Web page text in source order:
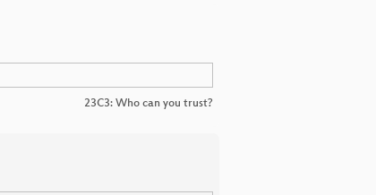
23C3: Who can you trust?